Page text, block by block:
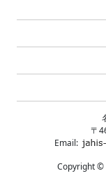
〒
Email:
Copyright ©